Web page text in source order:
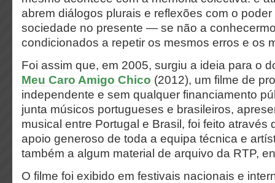
abrem diálogos plurais e reflexões com o
sociedade no presente — se não a
condicionados a repetir os mesmos erros e os
Foi assim que, em 2005, surgiu a ideia para o
Meu Caro Amigo Chico (2012), um filme de
independente e sem qualquer financiamento
junta músicos portugueses e brasileiros,
musical entre Portugal e Brasil, foi feito através
apoio generoso de toda a equipa técnica e
também a algum material de arquivo da RTP,
O filme foi exibido em festivais nacionais e